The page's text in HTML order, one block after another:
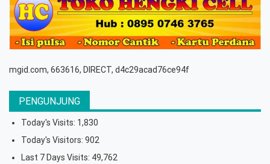
mgid.com, 663616, DIRECT, d4c29acad76ce94f
PENGUNJUNG
Today's Visits: 1,830
Today's Visitors: 902
Last 7 Days Visits: 49,762